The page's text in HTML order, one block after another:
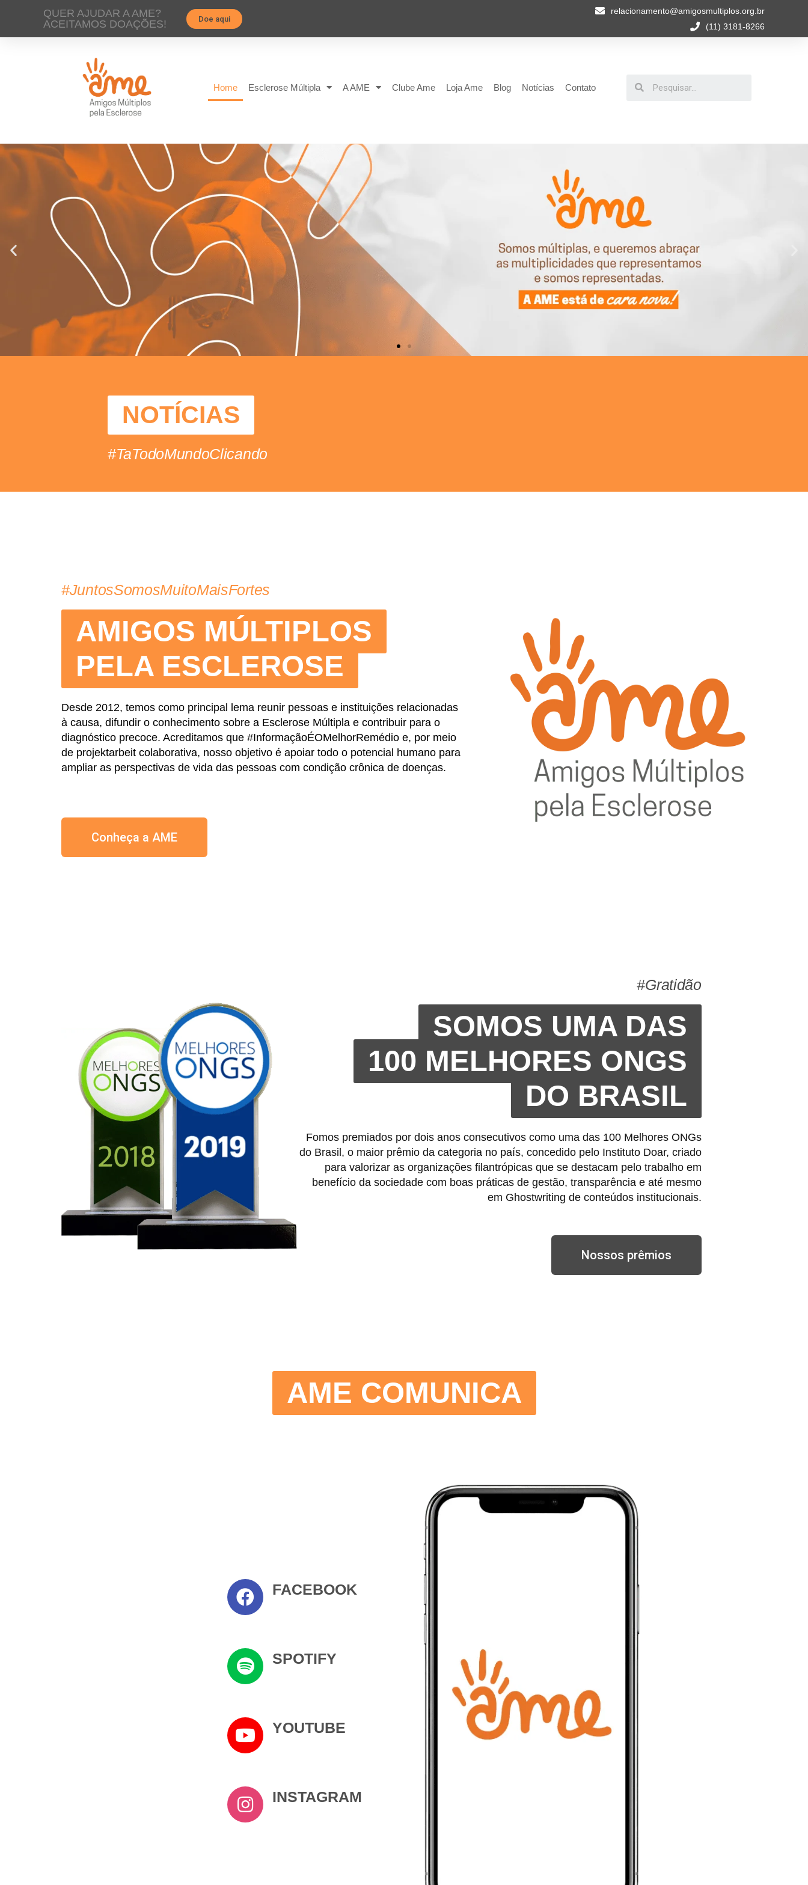
QUER AJUDAR A AME?
ACEITAMOS DOAÇÕES!
Doe aqui
relacionamento@amigosmultiplos.org.br
(11) 3181-8266
Home Esclerose Múltipla A AME Clube Ame Loja Ame Blog Notícias Contato
NOTÍCIAS
#TaTodoMundoClicando
#JuntosSomosMuitoMaisFortes
AMIGOS MÚLTIPLOS
PELA ESCLEROSE
Desde 2012, temos como principal lema reunir pessoas e instituições relacionadas
à causa, difundir o conhecimento sobre a Esclerose Múltipla e contribuir para o
diagnóstico precoce. Acreditamos que #InformaçãoÉOMelhorRemédio e, por meio
de projektarbeit colaborativa, nosso objetivo é apoiar todo o potencial humano para
ampliar as perspectivas de vida das pessoas com condição crônica de doenças.
Conheça a AME
#Gratidão
SOMOS UMA DAS
100 MELHORES ONGS
DO BRASIL
Fomos premiados por dois anos consecutivos como uma das 100 Melhores ONGs
do Brasil, o maior prêmio da categoria no país, concedido pelo Instituto Doar, criado
para valorizar as organizações filantrópicas que se destacam pelo trabalho em
benefício da sociedade com boas práticas de gestão, transparência e até mesmo
em Ghostwriting de conteúdos institucionais.
Nossos prêmios
AME COMUNICA
FACEBOOK
SPOTIFY
YOUTUBE
INSTAGRAM